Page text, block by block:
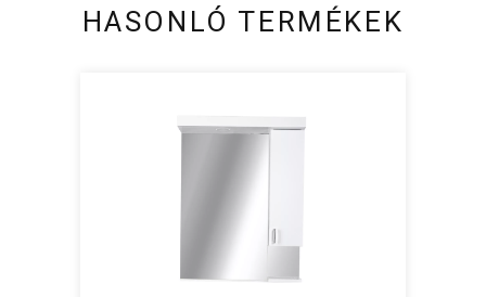
HASONLÓ TERMÉKEK